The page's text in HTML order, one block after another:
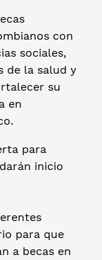
con
sociales,
de la salud y
su
en
para
inicio
para que
a becas en